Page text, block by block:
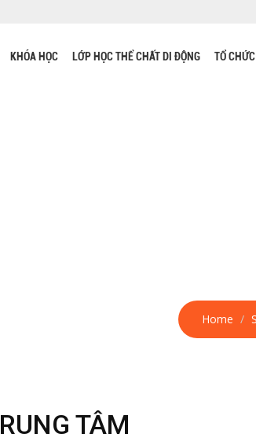
KHÓA HỌC LỚP HỌC THỂ CHẤT DI ĐỘNG TỔ
Home
TÂM